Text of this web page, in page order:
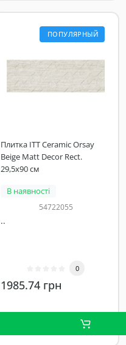
ПОПУЛЯРНЫЙ
Плитка ITT Ceramic Orsay
Beige Matt Decor Rect.
29,5x90 см
В наявності
54722055
..
0
1985.74 грн